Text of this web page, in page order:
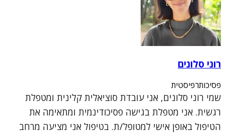
רוני סלונים
פסיכותרפיסטית
שמי רוני סלונים, אני עובדת סוציאלית קלינית ומטפלת
רגשית. אני מטפלת בגישה פסיכודינמית ומתאימה את
הטיפול באופן אישי למטופל/ת. בטיפול אני מציעה מרחב